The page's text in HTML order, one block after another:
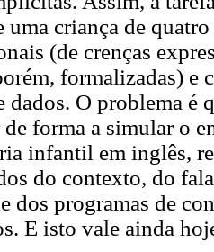
uma criança de
(de crenças
formalizadas) e
dados. O problema é
forma a simular o
infantil em inglês,
do contexto, do
dos programas de
E isto vale ainda